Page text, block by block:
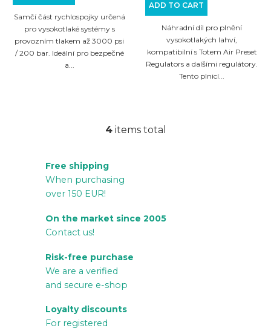
Samčí část rychlospojky určená
pro vysokotlaké systémy s
provozním tlakem až 3000 psi
/ 200 bar. Ideální pro bezpečné
a...
ADD TO CART
Náhradní díl pro plnění
vysokotlakých lahví,
kompatibilní s Totem Air Preset
Regulators a dalšími regulátory.
Tento plnicí...
L
n
4items total
Free shipping
When purchasing
over 150 EUR!
On the market since 2005
Contact us!
Risk-free purchase
We are a verified
and secure e-shop
Loyalty discounts
For registered